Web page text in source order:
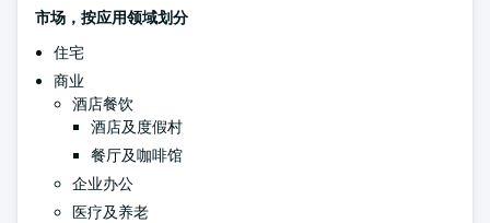
市场，按应用领域划分
住宅
商业
酒店餐饮
酒店及度假村
餐厅及咖啡馆
企业办公
医疗及养老